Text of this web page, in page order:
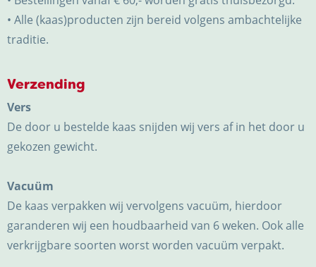
• Alle (kaas)producten zijn bereid volgens ambachtelijke
traditie.
Verzending
Vers
De door u bestelde kaas snijden wij vers af in het door u
gekozen gewicht.
Vacuüm
De kaas verpakken wij vervolgens vacuüm, hierdoor
garanderen wij een houdbaarheid van 6 weken. Ook alle
verkrijgbare soorten worst worden vacuüm verpakt.